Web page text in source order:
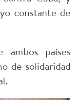
constante de
ambos países
de solidaridad